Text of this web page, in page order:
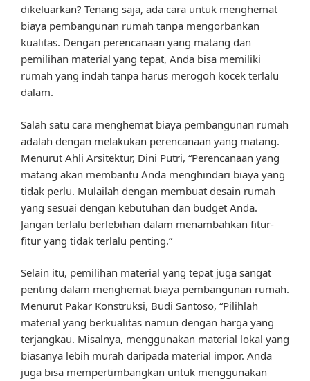
dikeluarkan? Tenang saja, ada cara untuk menghemat
biaya pembangunan rumah tanpa mengorbankan
kualitas. Dengan perencanaan yang matang dan
pemilihan material yang tepat, Anda bisa memiliki
rumah yang indah tanpa harus merogoh kocek terlalu
dalam.
Salah satu cara menghemat biaya pembangunan rumah
adalah dengan melakukan perencanaan yang matang.
Menurut Ahli Arsitektur, Dini Putri, “Perencanaan yang
matang akan membantu Anda menghindari biaya yang
tidak perlu. Mulailah dengan membuat desain rumah
yang sesuai dengan kebutuhan dan budget Anda.
Jangan terlalu berlebihan dalam menambahkan fitur-
fitur yang tidak terlalu penting.”
Selain itu, pemilihan material yang tepat juga sangat
penting dalam menghemat biaya pembangunan rumah.
Menurut Pakar Konstruksi, Budi Santoso, “Pilihlah
material yang berkualitas namun dengan harga yang
terjangkau. Misalnya, menggunakan material lokal yang
biasanya lebih murah daripada material impor. Anda
juga bisa mempertimbangkan untuk menggunakan